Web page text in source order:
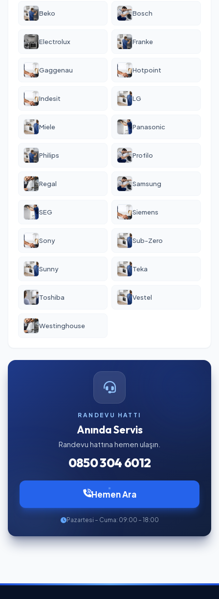
Beko Bosch
Electrolux Franke
Gaggenau Hotpoint
Indesit LG
Miele Panasonic
Philips Profilo
Regal Samsung
SEG Siemens
Sony Sub-Zero
Sunny Teka
Toshiba Vestel
Westinghouse
RANDEVU HATTI
Anında Servis
Randevu hattına hemen ulaşın.
0850 304 6012
Hemen Ara
Pazartesi – Cuma: 09:00 – 18:00